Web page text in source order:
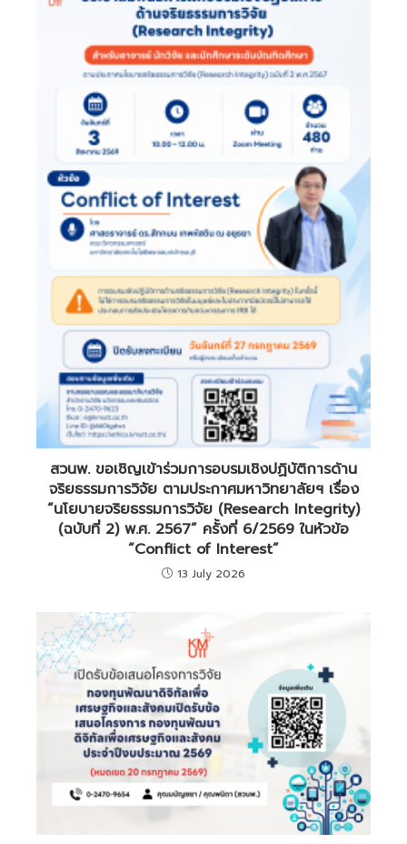
สวนพ. ขอเชิญเข้าร่วมการอบรมเชิงปฏิบัติการด้าน
จริยธรรมการวิจัย ตามประกาศมหาวิทยาลัยฯ เรื่อง
“นโยบายจริยธรรมการวิจัย (Research Integrity)
(ฉบับที่ 2) พ.ศ. 2567” ครั้งที่ 6/2569 ในหัวข้อ
“Conflict of Interest”
13 July 2026